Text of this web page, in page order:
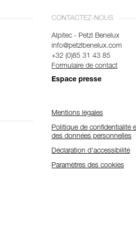
CONTACTEZ-NOUS
Alpitec - Petzl Benelux
info@petzlbenelux.com
+32 (0)85 31 43 85
Formulaire de contact
Espace presse
Mentions légales
Politique de confidentialité
des données personnelles
Déclaration d'accessibilité
Paramètres des cookies